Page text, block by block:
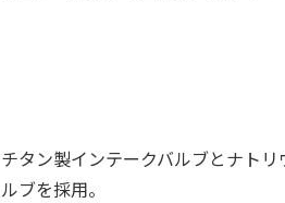
チタン製インテークバルブとナト
ルブを採用。